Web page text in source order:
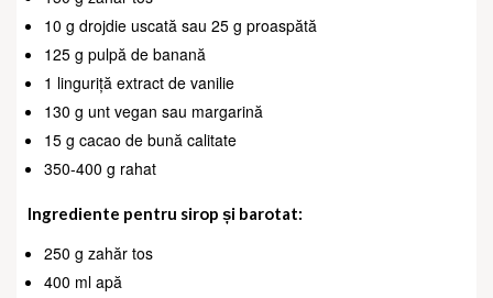
10 g drojdie uscată sau 25 g proaspătă
125 g pulpă de banană
1 linguriță extract de vanilie
130 g unt vegan sau margarină
15 g cacao de bună calitate
350-400 g rahat
Ingrediente pentru sirop și barotat:
250 g zahăr tos
400 ml apă